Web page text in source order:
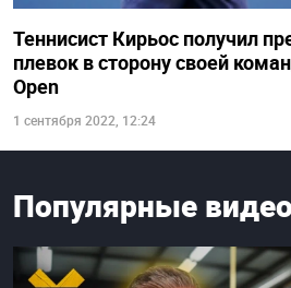
Теннисист Кирьос получил
плевок в сторону своей
Open
1 сентября 2022, 12:24
Популярные видео